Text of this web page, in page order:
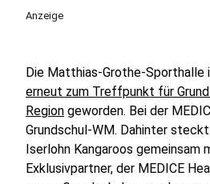
Anzeige
Die Matthias-Grothe-Sporthalle
erneut zum Treffpunkt für
Region geworden. Bei der
Grundschul-WM. Dahinter
Iserlohn Kangaroos gemeinsam
Exklusivpartner, der MEDICE